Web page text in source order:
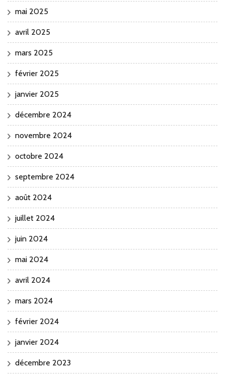
mai 2025
avril 2025
mars 2025
février 2025
janvier 2025
décembre 2024
novembre 2024
octobre 2024
septembre 2024
août 2024
juillet 2024
juin 2024
mai 2024
avril 2024
mars 2024
février 2024
janvier 2024
décembre 2023